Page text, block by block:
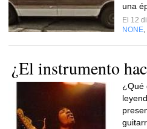
una
El 12
NONE
¿El instrumento
¿Qué